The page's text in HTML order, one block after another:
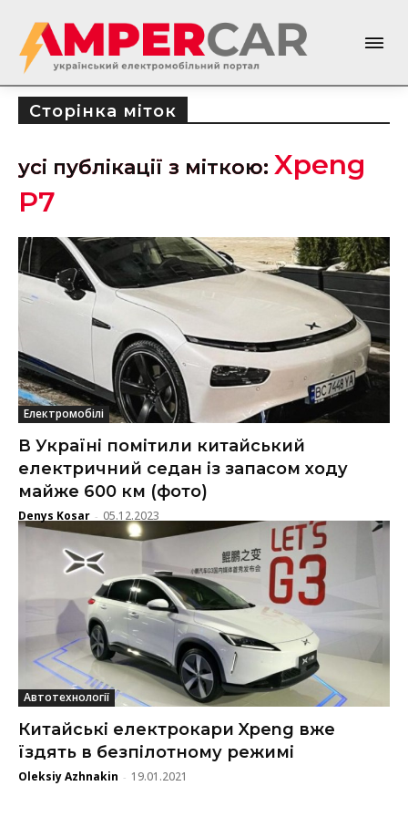
Сторінка міток
усі публікації з міткою: Xpeng
P7
Електромобілі
В Україні помітили китайський
електричний седан із запасом ходу
майже 600 км (фото)
Denys Kosar - 05.12.2023
Автотехнології
Китайські електрокари Xpeng вже
їздять в безпілотному режимі
Oleksiy Azhnakin - 19.01.2021